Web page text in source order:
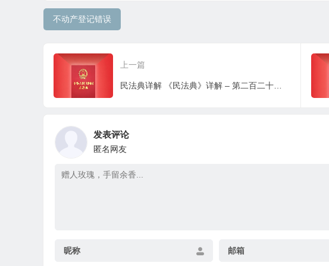
不动产登记错误
上一篇
民法典详解 《民法典》详解 – 第二百二十一条：预告登记
发表评论
匿名网友
昵称 邮箱